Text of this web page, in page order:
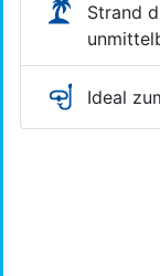
Strand
Ideal